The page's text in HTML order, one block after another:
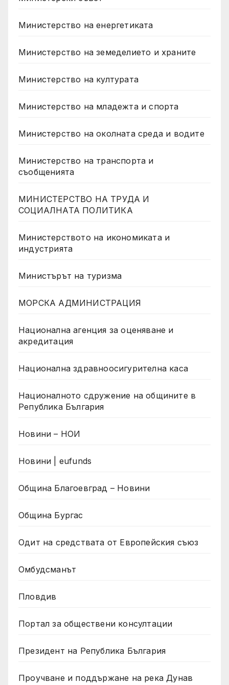
Министерство на енергетиката
Министерство на земеделието и храните
Министерство на културата
Министерство на младежта и спорта
Министерство на околната среда и водите
Министерство на транспорта и
съобщенията
МИНИСТЕРСТВО НА ТРУДА И
СОЦИАЛНАТА ПОЛИТИКА
Министерството на икономиката и
индустрията
Министърът на туризма
МОРСКА АДМИНИСТРАЦИЯ
Национална агенция за оценяване и
акредитация
Национална здравноосигурителна каса
Националното сдружение на общините в
Република България
Новини – НОИ
Новини | eufunds
Община Благоевград – Новини
Община Бургас
Одит на средствата от Европейския съюз
Омбудсманът
Пловдив
Портал за обществени консултации
Президент на Република България
Проучване и поддържане на река Дунав